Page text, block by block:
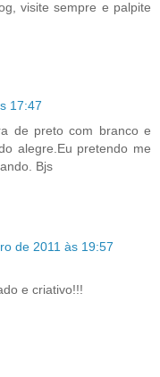
visite sempre e palpite
17:47
de preto com branco e
alegre.Eu pretendo me
Bjs
de 2011 às 19:57
e criativo!!!